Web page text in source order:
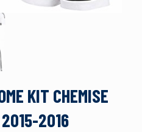
KIT CHEMISE
2015-2016